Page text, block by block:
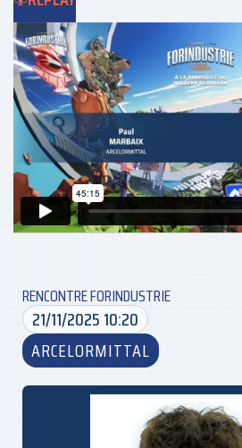
RENCONTRE FORINDUSTRIE
21/11/2025 10:20
ARCELORMITTAL